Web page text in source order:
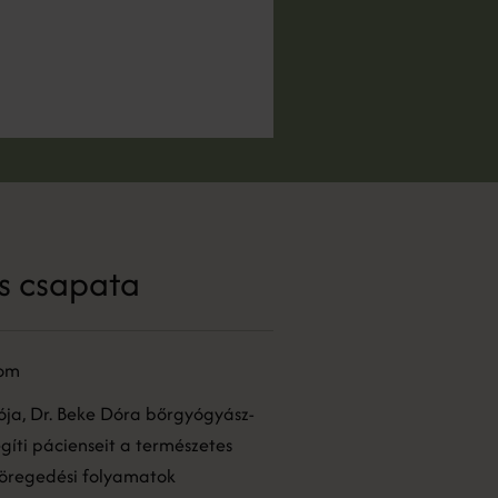
csapata
Dr. Beke Dóra bőrgyógyász-
pácienseit a természetes
folyamatok